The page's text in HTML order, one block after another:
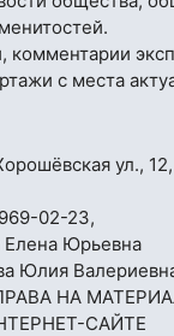
комментарии
с места
ул., 12,
02-23,
Елена Юрьевна
Юлия
НА
САЙТЕ